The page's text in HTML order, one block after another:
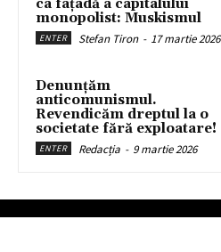
ca fațadă a capitalului
monopolist: Muskismul
ENTER Stefan Tiron - 17 martie 2026
Denunțăm
anticomunismul.
Revendicăm dreptul la o
societate fără exploatare!
ENTER Redacția - 9 martie 2026